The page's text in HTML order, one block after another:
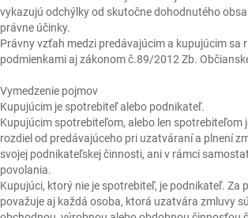
vykazujú odchýlky od skutočne dohodnutého
právne účinky.
Právny vzťah medzi predávajúcim a kupujúcim sa
podmienkami aj zákonom č.89/2012 Zb.
Vymedzenie pojmov
Kupujúcim je spotrebiteľ alebo podnikateľ.
Kupujúcim spotrebiteľom, alebo len spotrebiteľom
rozdiel od predávajúceho pri uzatváraní a plnení
svojej podnikateľskej činnosti, ani v rámci
povolania.
Kupujúci, ktorý nie je spotrebiteľ, je podnikateľ. Za
považuje aj každá osoba, ktorá uzatvára zmluvy